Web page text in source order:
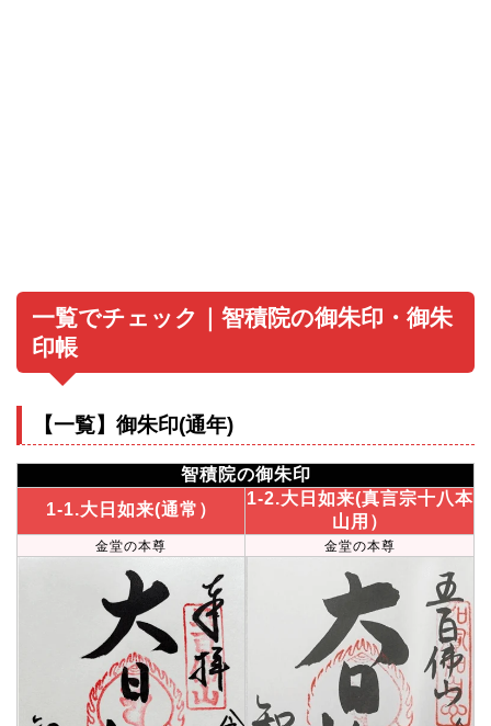
一覧でチェック｜智積院の御朱印・御朱
印帳
【一覧】御朱印(通年)
智積院の御朱印
1-1.大日如来(通常）
1-2.大日如来(真言宗十八本
山用）
金堂の本尊 金堂の本尊